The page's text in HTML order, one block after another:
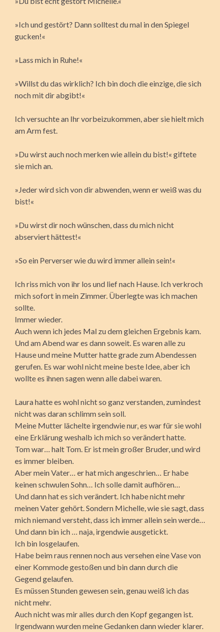
»Ich und gestört? Dann solltest du mal in den Spiegel
gucken!«
»Lass mich in Ruhe!«
»Willst du das wirklich? Ich bin doch die einzige, die sich
noch mit dir abgibt!«
Ich versuchte an Ihr vorbeizukommen, aber sie hielt mich
am Arm fest.
»Du wirst auch noch merken wie allein du bist!« giftete
sie mich an.
»Jeder wird sich von dir abwenden, wenn er weiß was du
bist!«
»Du wirst dir noch wünschen, dass du mich nicht
abserviert hättest!«
»So ein Perverser wie du wird immer allein sein!«
Ich riss mich von ihr los und lief nach Hause. Ich verkroch
mich sofort in mein Zimmer. Überlegte was ich machen
sollte.
Immer wieder.
Auch wenn ich jedes Mal zu dem gleichen Ergebnis kam.
Und am Abend war es dann soweit. Es waren alle zu
Hause und meine Mutter hatte grade zum Abendessen
gerufen. Es war wohl nicht meine beste Idee, aber ich
wollte es ihnen sagen wenn alle dabei waren.
Laura hatte es wohl nicht so ganz verstanden, zumindest
nicht was daran schlimm sein soll.
Meine Mutter lächelte irgendwie nur, es war für sie wohl
eine Erklärung weshalb ich mich so verändert hatte.
Tom war… halt Tom. Er ist mein großer Bruder, und wird
es immer bleiben.
Aber mein Vater… er hat mich angeschrien… Er habe
keinen schwulen Sohn… Ich solle damit aufhören…
Und dann hat es sich verändert. Ich habe nicht mehr
meinen Vater gehört. Sondern Michelle, wie sie sagt, dass
mich niemand versteht, dass ich immer allein sein werde…
Und dann bin ich … naja, irgendwie ausgetickt.
Ich bin losgelaufen.
Habe beim raus rennen noch aus versehen eine Vase von
einer Kommode gestoßen und bin dann durch die
Gegend gelaufen.
Es müssen Stunden gewesen sein, genau weiß ich das
nicht mehr.
Auch nicht was mir alles durch den Kopf gegangen ist.
Irgendwann wurden meine Gedanken dann wieder klarer.